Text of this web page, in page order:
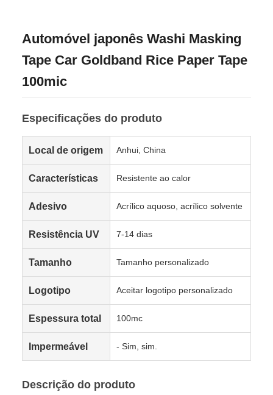
Automóvel japonês Washi Masking
Tape Car Goldband Rice Paper Tape
100mic
Especificações do produto
Local de origem Anhui, China
Características Resistente ao calor
Adesivo Acrílico aquoso, acrílico solvente
Resistência UV 7-14 dias
Tamanho Tamanho personalizado
Logotipo Aceitar logotipo personalizado
Espessura total 100mc
Impermeável - Sim, sim.
Descrição do produto